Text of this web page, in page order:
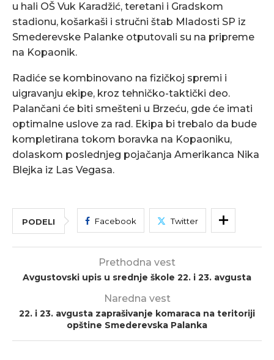
u hali OŠ Vuk Karadžić, teretani i Gradskom
stadionu, košarkaši i stručni štab Mladosti SP iz
Smederevske Palanke otputovali su na pripreme
na Kopaonik.
Radiće se kombinovano na fizičkoj spremi i
uigravanju ekipe, kroz tehničko-taktički deo.
Palančani će biti smešteni u Brzeću, gde će imati
optimalne uslove za rad. Ekipa bi trebalo da bude
kompletirana tokom boravka na Kopaoniku,
dolaskom poslednjeg pojačanja Amerikanca Nika
Blejka iz Las Vegasa.
PODELI Facebook Twitter
Prethodna vest
Avgustovski upis u srednje škole 22. i 23. avgusta
Naredna vest
22. i 23. avgusta zaprašivanje komaraca na teritoriji
opštine Smederevska Palanka